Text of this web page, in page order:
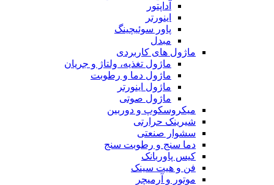
آداپتور
اینورتر
پاور سوئیچینگ
مبدل
ماژول های کاربردی
ماژول تغذیه، ولتاژ و جریان
ماژول دما و رطوبت
ماژول اینورتر
ماژول صوتی
میکروسکوپ و دوربین
شیرینک حرارتی
سشوار صنعتی
دما سنج و رطوبت سنج
کیس پاوربانک
فن و هیت سینک
موتور و آرمیچر